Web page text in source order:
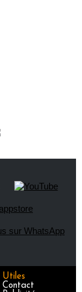
Utiles
Contact